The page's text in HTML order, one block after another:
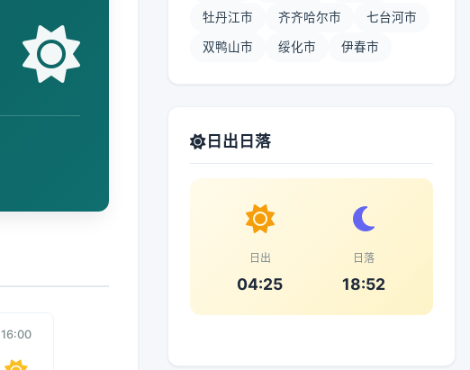
16:00
牡丹江市 齐齐哈尔市 七台河市
双鸭山市 绥化市 伊春市
日出日落
日出
04:25
日落
18:52